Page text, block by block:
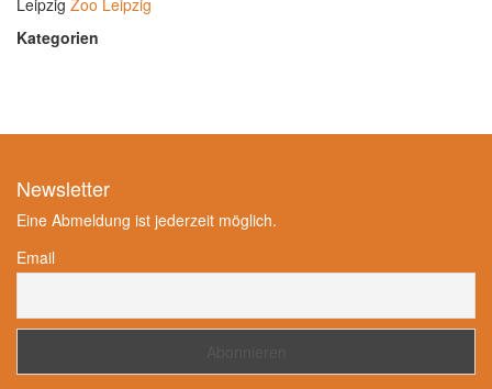
Leipzig Zoo Leipzig
Kategorien
Newsletter
Eine Abmeldung ist jederzeit möglich.
Email